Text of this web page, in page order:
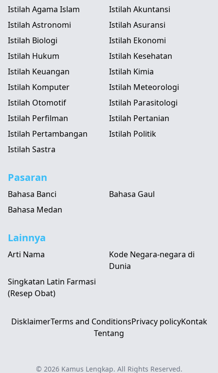
Istilah Agama Islam
Istilah Akuntansi
Istilah Astronomi
Istilah Asuransi
Istilah Biologi
Istilah Ekonomi
Istilah Hukum
Istilah Kesehatan
Istilah Keuangan
Istilah Kimia
Istilah Komputer
Istilah Meteorologi
Istilah Otomotif
Istilah Parasitologi
Istilah Perfilman
Istilah Pertanian
Istilah Pertambangan
Istilah Politik
Istilah Sastra
Pasaran
Bahasa Banci
Bahasa Gaul
Bahasa Medan
Lainnya
Arti Nama
Kode Negara-negara di
Dunia
Singkatan Latin Farmasi
(Resep Obat)
DisklaimerTerms and ConditionsPrivacy policyKontak
Tentang
© 2026 Kamus Lengkap. All Rights Reserved.